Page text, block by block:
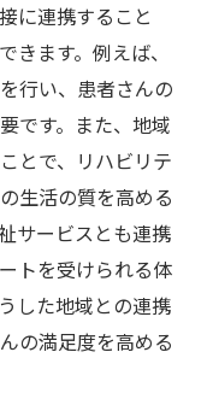
に連携すること
きます。例えば、
行い、患者さんの
です。また、地域
とで、リハビリテ
生活の質を高める
サービスとも連携
トを受けられる体
した地域との連携
の満足度を高める